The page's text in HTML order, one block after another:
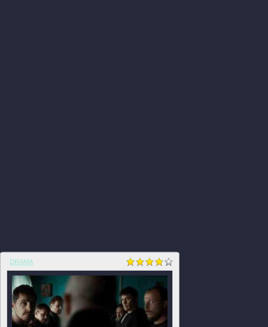
DRAMA